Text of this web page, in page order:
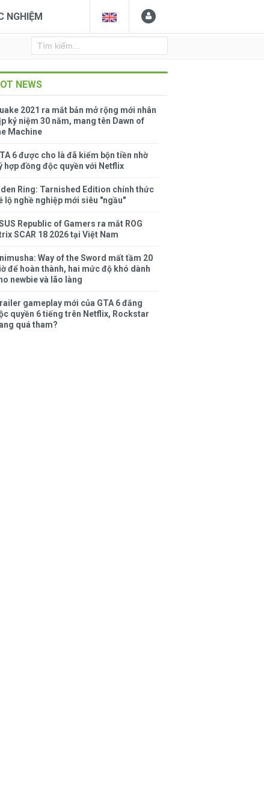
NGHIỆM
NEWS
2021 ra mắt bản mở rộng mới nhân
kỷ niệm 30 năm, mang tên Dawn of
Machine
6 được cho là đã kiếm bộn tiền nhờ
hợp đồng độc quyền với Netflix
Ring: Tarnished Edition chính thức
lộ nghề nghiệp mới siêu "ngầu"
Republic of Gamers ra mắt ROG
SCAR 18 2026 tại Việt Nam
Way of the Sword mất tầm 20
để hoàn thành, hai mức độ khó dành
newbie và lão làng
gameplay mới của GTA 6 đăng
quyền 6 tiếng trên Netflix, Rockstar
quá tham?